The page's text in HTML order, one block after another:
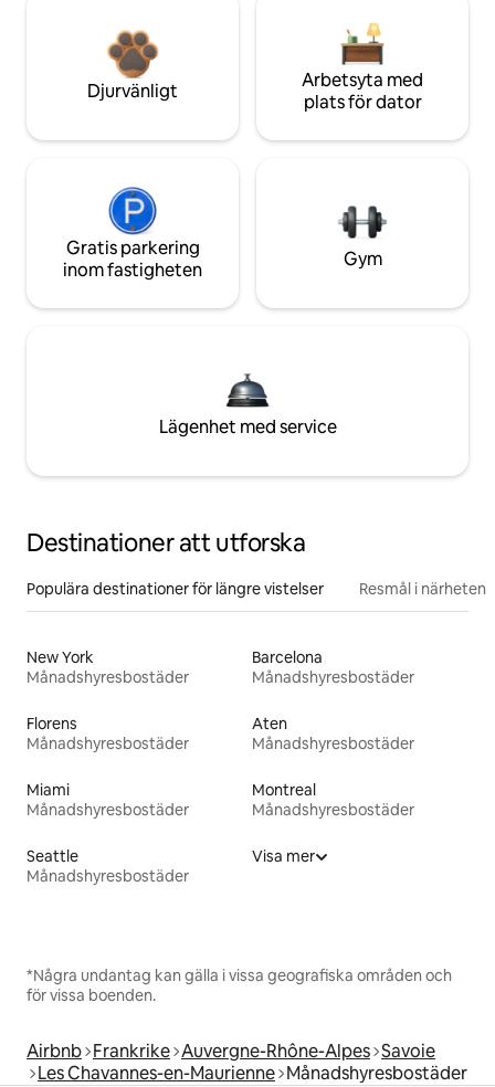
Djurvänligt
Arbetsyta med
plats för dator
Gratis parkering
inom fastigheten
Gym
Lägenhet med service
Destinationer att utforska
Populära destinationer för längre vistelser Resmål i närheten
New York
Månadshyresbostäder
Barcelona
Månadshyresbostäder
Florens
Månadshyresbostäder
Aten
Månadshyresbostäder
Miami
Månadshyresbostäder
Montreal
Månadshyresbostäder
Seattle
Månadshyresbostäder
Visa mer
*Några undantag kan gälla i vissa geografiska områden och
för vissa boenden.
Airbnb Frankrike Auvergne-Rhône-Alpes Savoie
Les Chavannes-en-Maurienne Månadshyresbostäder